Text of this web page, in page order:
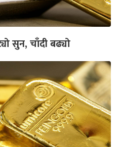
सुन, चाँदी बढ्यो